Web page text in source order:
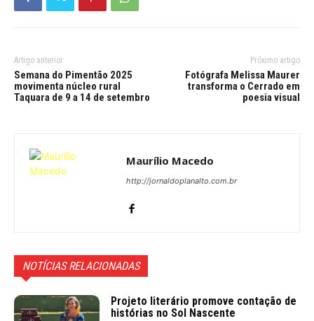
Artigo anterior
Semana do Pimentão 2025
movimenta núcleo rural
Taquara de 9 a 14 de setembro
Próximo artigo
Fotógrafa Melissa Maurer
transforma o Cerrado em
poesia visual
Maurílio Macedo
http://jornaldoplanalto.com.br
NOTÍCIAS RELACIONADAS
Projeto literário promove contação de
histórias no Sol Nascente